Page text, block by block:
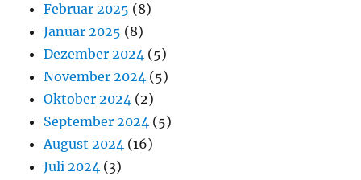
Februar 2025 (8)
Januar 2025 (8)
Dezember 2024 (5)
November 2024 (5)
Oktober 2024 (2)
September 2024 (5)
August 2024 (16)
Juli 2024 (3)